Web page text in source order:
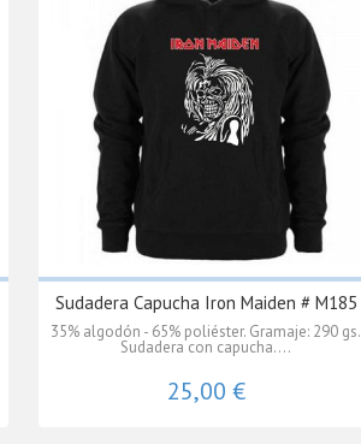
Sudadera Capucha Iron Maiden # M185
35% algodón - 65% poliéster. Gramaje: 290 gs.
Sudadera con capucha....
25,00 €